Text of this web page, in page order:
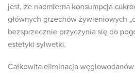
jest, że nadmierna konsumpcja
głównych grzechów żywieniowych
bezsprzecznie przyczynia się do
estetyki sylwetki.
Całkowita eliminacja